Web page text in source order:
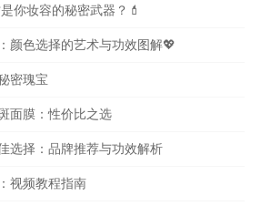
你妆容的秘密武器？💄
颜色选择的艺术与功效图解💖
密瑰宝
面膜：性价比之选
选择：品牌推荐与功效解析
视频教程指南